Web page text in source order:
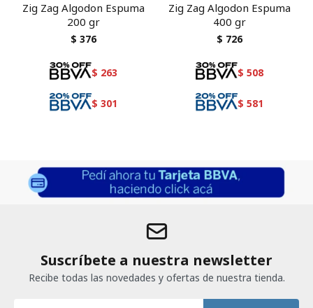
Zig Zag Algodon Espuma
200 gr
$ 376
$ 263
$ 301
Zig Zag Algodon Espuma
400 gr
$ 726
$ 508
$ 581
Suscríbete a nuestra newsletter
Recibe todas las novedades y ofertas de nuestra tienda.